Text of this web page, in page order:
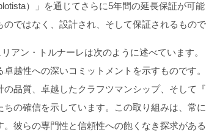
）」を通じてさらに5年間の延長保証が可
ではなく、設計され、そして保証されるもので
アン・トルナーレは次のように述べています
卓越性への深いコミットメントを示すものです
の品質、卓越したクラフツマンシップ、そして
ちの確信を示しています。この取り組みは、常
。彼らの専門性と信頼性への飽くなき探求があ